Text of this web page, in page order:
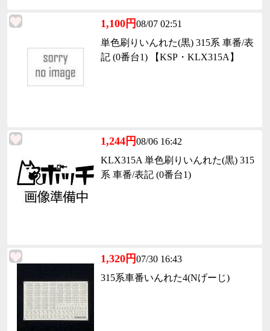
1,100円08/07 02:51
単色刷りいんれた(黒) 315系 車番/表
記 (0番台1) 【KSP・KLX315A】
1,244円08/06 16:42
KLX315A 単色刷りいんれた(黒) 315
系 車番/表記 (0番台1)
1,320円07/30 16:43
315系車番いんれた4(Nげーじ)